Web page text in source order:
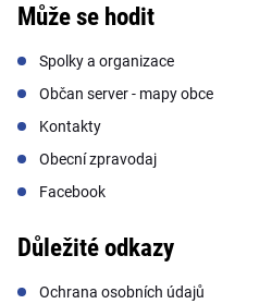
Může se hodit
Spolky a organizace
Občan server - mapy obce
Kontakty
Obecní zpravodaj
Facebook
Důležité odkazy
Ochrana osobních údajů